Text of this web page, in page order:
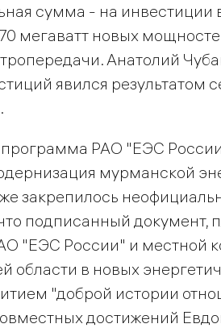
сумма - на инвестиции
мегаватт новых
Анатолий
явился результатом
РАО "ЕЭС
мурманской
закрепилось
подписанный документ,
"ЕЭС России" и местной
области в новых
"доброй истории
достижений